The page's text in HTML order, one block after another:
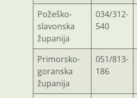
Požeško-
slavonska
županija
034/312-
540
Primorsko-
goranska
županija
051/813-
186